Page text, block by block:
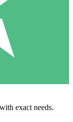
exact needs.